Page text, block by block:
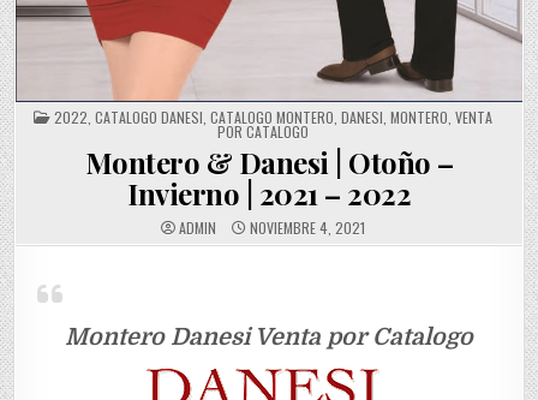
POSTED
IN
2022 CATALOGO DANESI CATALOGO MONTERO DANESI MONTERO VENTA
POR CATALOGO
Montero & Danesi | Otoño –
Invierno | 2021 – 2022
ADMIN NOVIEMBRE 4, 2021
Montero Danesi Venta por Catalogo